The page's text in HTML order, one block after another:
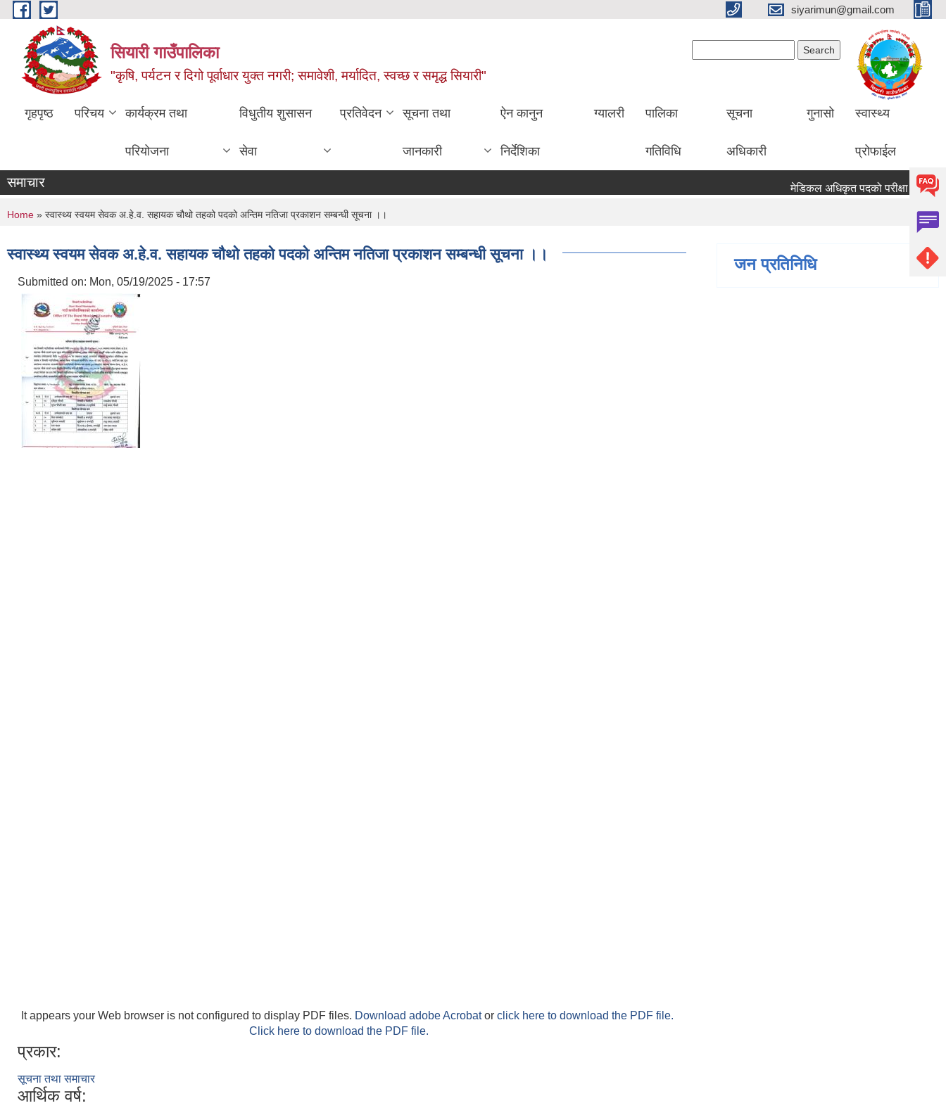
Skip to main content siyarimun@gmail.com
सियारी गाउँपालिका
"कृषि, पर्यटन र दिगो पूर्वाधार युक्त नगरी; समावेशी, मर्यादित, स्वच्छ र समृद्ध सियारी"
गृहपृष्ठ परिचय कार्यक्रम तथा
परियोजना
विधुतीय शुसासन
सेवा
प्रतिवेदन सूचना तथा
जानकारी
ऐन कानुन
निर्देशिका
ग्यालरी पालिका
गतिविधि
सूचना
अधिकारी
गुनासो स्वास्थ्य
प्रोफाईल
समाचार मेडिकल अधिकृत पदको परीक्षा सञ्चालन
You are here
Home » स्वास्थ्य स्वयम सेवक अ.हे.व. सहायक चौथो तहको पदको अन्तिम नतिजा प्रकाशन सम्बन्धी सूचना ।।
स्वास्थ्य स्वयम सेवक अ.हे.व. सहायक चौथो तहको पदको अन्तिम नतिजा प्रकाशन सम्बन्धी सूचना ।।
Submitted on: Mon, 05/19/2025 - 17:57
It appears your Web browser is not configured to display PDF files. Download adobe Acrobator click here to download the PDF file.
Click here to download the PDF file.
प्रकार:
सूचना तथा समाचार
आर्थिक वर्ष:
जन प्रतिनिधि